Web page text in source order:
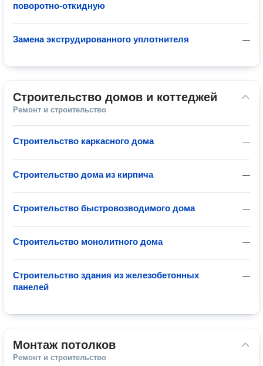
поворотно-откидную
—
Замена экструдированного уплотнителя
Строительство домов и коттеджей
Ремонт и строительство
—
Строительство каркасного дома
—
Строительство дома из кирпича
—
Строительство быстровозводимого дома
—
Строительство монолитного дома
—
Строительство здания из железобетонных
панелей
Монтаж потолков
Ремонт и строительство